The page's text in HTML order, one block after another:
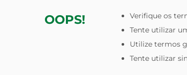
OOPS!
Verifique os
Tente utilizar
Utilize termos
Tente utilizar